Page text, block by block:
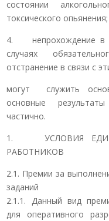
состоянии
токсического опьянения;
4. непрохождение в
случаях
отстранение в связи с
могут служить
основные
частично.
1. УСЛОВИЯ
РАБОТНИКОВ
2.1. Премии за
заданий
2.1.1. Данный вид
для оперативного